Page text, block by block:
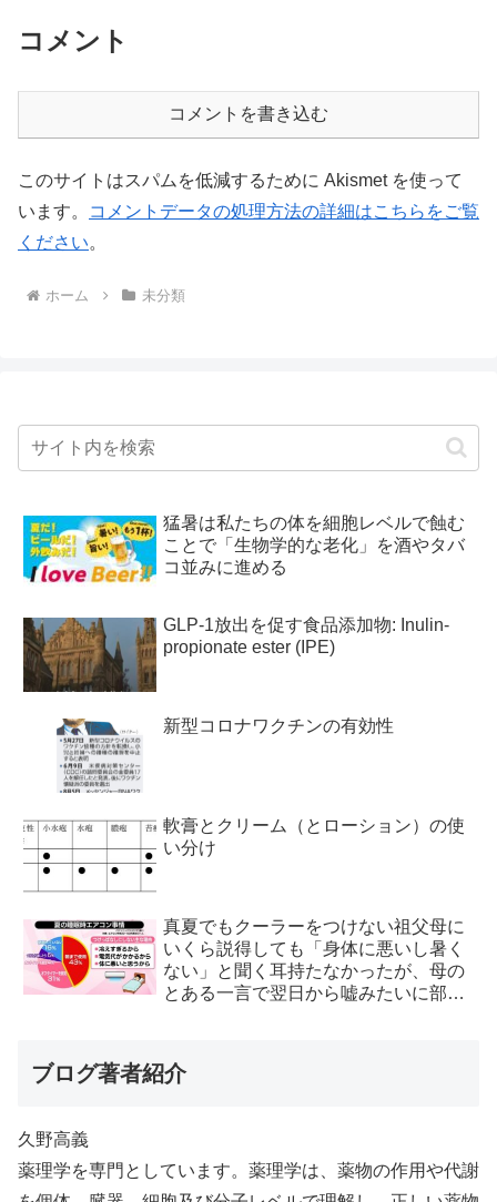
コメント
コメントを書き込む
このサイトはスパムを低減するために Akismet を使って
います。
コメントデータの処理方法の詳細はこちらをご覧
ください。
ホーム 未分類
猛暑は私たちの体を細胞レベルで蝕む
ことで「生物学的な老化」を酒やタバ
コ並みに進める
GLP-1放出を促す食品添加物: Inulin-
propionate ester (IPE)
新型コロナワクチンの有効性
軟膏とクリーム（とローション）の使
い分け
真夏でもクーラーをつけない祖父母に
いくら説得しても「身体に悪いし暑く
ない」と聞く耳持たなかったが、母の
とある一言で翌日から嘘みたいに部屋
ブログ著者紹介
久野高義
薬理学を専門としています。薬理学は、薬物の作用や代謝